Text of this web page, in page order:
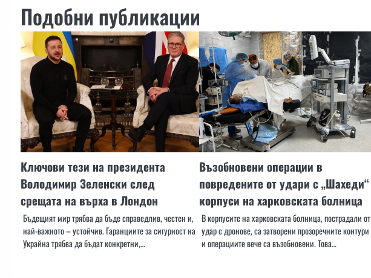
Подобни публикации
Ключови тези на президента
Володимир Зеленски след
срещата на върха в Лондон
Бъдещият мир трябва да бъде справедлив, честен и,
най-важното – устойчив. Гаранциите за сигурност на
Украйна трябва да бъдат конкретни,…
Възобновени операции в
повредените от удари с „Шахеди“
корпуси на харковската болница
В корпусите на харковската болница, пострадали от
удар с дронове, са затворени прозоречните контури
и операциите вече са възобновени. Това…